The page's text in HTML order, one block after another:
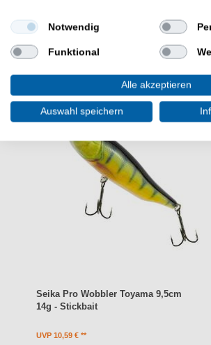
WEITERE INTERESSANTE
Seika Pro Wobbler Toyama 9,5cm
14g - Stickbait
UVP 10,59 €
Notwendig
Funktional
Alle akzeptieren
Auswahl speichern